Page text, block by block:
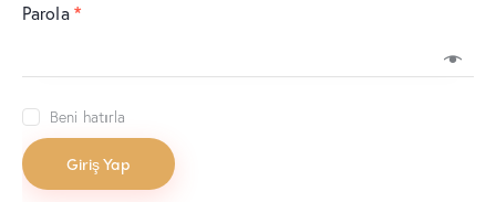
Parola*
Beni hatırla
Giriş Yap